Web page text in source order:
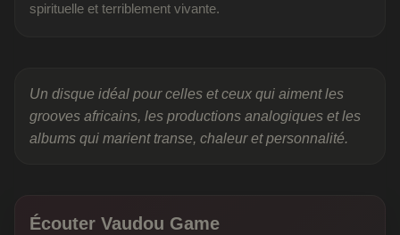
spirituelle et terriblement vivante.
Un disque idéal pour celles et ceux qui aiment les
grooves africains, les productions analogiques et les
albums qui marient transe, chaleur et personnalité.
Écouter Vaudou Game